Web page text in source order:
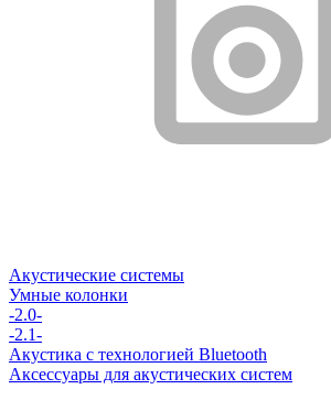
Акустические системы
Умные колонки
-2.0-
-2.1-
Акустика с технологией Bluetooth
Аксессуары для акустических систем